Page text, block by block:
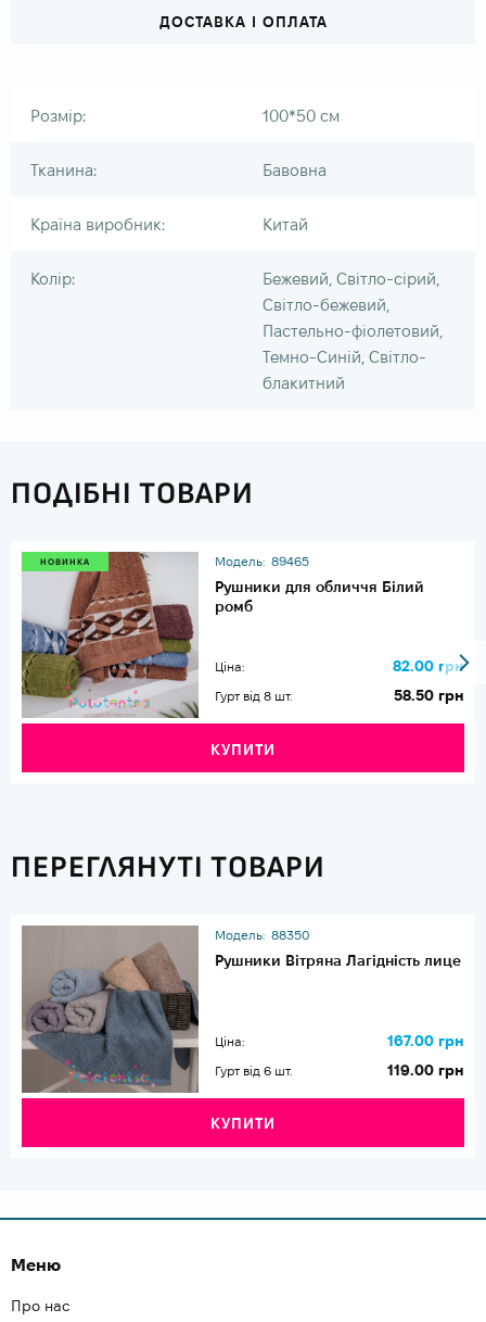
ДОСТАВКА І ОПЛАТА
Розмір: 100*50 см
Тканина: Бавовна
Країна виробник: Китай
Колір:
Бежевий, Світло-сірий,
Світло-бежевий,
Пастельно-фіолетовий,
Темно-Синій, Світло-
блакитний
ПОДІБНІ ТОВАРИ
НОВИНКА Модель: 89465
Рушники для обличчя Білий
ромб
Ціна: 82.00 грн
Гурт від 8 шт. 58.50 грн
КУПИТИ
ПЕРЕГЛЯНУТІ ТОВАРИ
Модель: 88350
Рушники Вітряна Лагідність лице
Ціна: 167.00 грн
Гурт від 6 шт. 119.00 грн
КУПИТИ
Меню
Про нас